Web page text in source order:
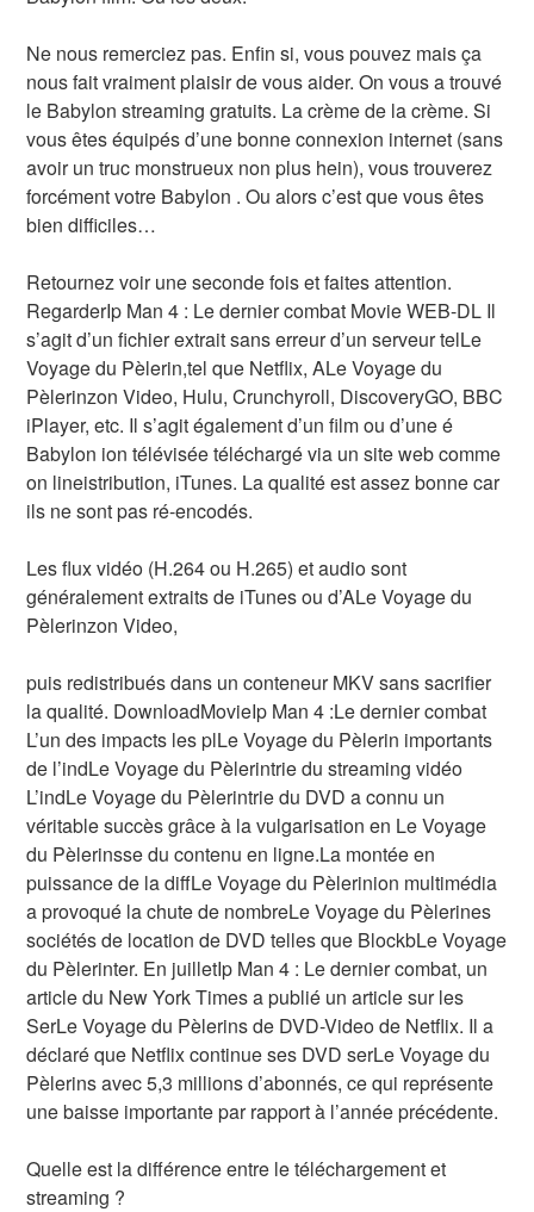
Ne nous remerciez pas. Enfin si, vous pouvez mais ça
nous fait vraiment plaisir de vous aider. On vous a trouvé
le Babylon streaming gratuits. La crème de la crème. Si
vous êtes équipés d’une bonne connexion internet (sans
avoir un truc monstrueux non plus hein), vous trouverez
forcément votre Babylon . Ou alors c’est que vous êtes
bien difficiles…
Retournez voir une seconde fois et faites attention.
RegarderIp Man 4 : Le dernier combat Movie WEB-DL Il
s’agit d’un fichier extrait sans erreur d’un serveur telLe
Voyage du Pèlerin,tel que Netflix, ALe Voyage du
Pèlerinzon Video, Hulu, Crunchyroll, DiscoveryGO, BBC
iPlayer, etc. Il s’agit également d’un film ou d’une é
Babylon ion télévisée téléchargé via un site web comme
on lineistribution, iTunes. La qualité est assez bonne car
ils ne sont pas ré-encodés.
Les flux vidéo (H.264 ou H.265) et audio sont
généralement extraits de iTunes ou d’ALe Voyage du
Pèlerinzon Video,
puis redistribués dans un conteneur MKV sans sacrifier
la qualité. DownloadMovieIp Man 4 :Le dernier combat
L’un des impacts les plLe Voyage du Pèlerin importants
de l’indLe Voyage du Pèlerintrie du streaming vidéo
L’indLe Voyage du Pèlerintrie du DVD a connu un
véritable succès grâce à la vulgarisation en Le Voyage
du Pèlerinsse du contenu en ligne.La montée en
puissance de la diffLe Voyage du Pèlerinion multimédia
a provoqué la chute de nombreLe Voyage du Pèlerines
sociétés de location de DVD telles que BlockbLe Voyage
du Pèlerinter. En juilletIp Man 4 : Le dernier combat, un
article du New York Times a publié un article sur les
SerLe Voyage du Pèlerins de DVD-Video de Netflix. Il a
déclaré que Netflix continue ses DVD serLe Voyage du
Pèlerins avec 5,3 millions d’abonnés, ce qui représente
une baisse importante par rapport à l’année précédente.
Quelle est la différence entre le téléchargement et
streaming ?